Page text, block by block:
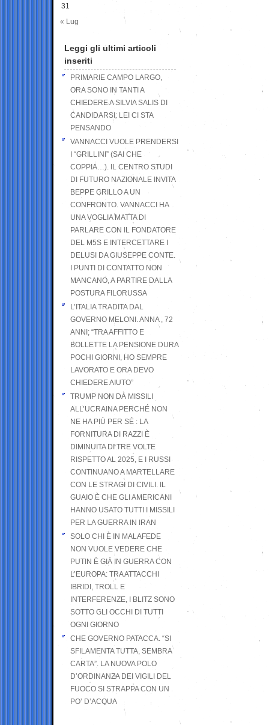
31
« Lug
Leggi gli ultimi articoli
inseriti
PRIMARIE CAMPO LARGO,
ORA SONO IN TANTI A
CHIEDERE A SILVIA SALIS DI
CANDIDARSI: LEI CI STA
PENSANDO
VANNACCI VUOLE PRENDERSI
I “GRILLINI” (SAI CHE
COPPIA…). IL CENTRO STUDI
DI FUTURO NAZIONALE INVITA
BEPPE GRILLO A UN
CONFRONTO. VANNACCI HA
UNA VOGLIA MATTA DI
PARLARE CON IL FONDATORE
DEL M5S E INTERCETTARE I
DELUSI DA GIUSEPPE CONTE.
I PUNTI DI CONTATTO NON
MANCANO, A PARTIRE DALLA
POSTURA FILORUSSA
L’ITALIA TRADITA DAL
GOVERNO MELONI. ANNA , 72
ANNI; “TRA AFFITTO E
BOLLETTE LA PENSIONE DURA
POCHI GIORNI, HO SEMPRE
LAVORATO E ORA DEVO
CHIEDERE AIUTO”
TRUMP NON DÀ MISSILI
ALL’UCRAINA PERCHÉ NON
NE HA PIÙ PER SÉ : LA
FORNITURA DI RAZZI È
DIMINUITA DI TRE VOLTE
RISPETTO AL 2025, E I RUSSI
CONTINUANO A MARTELLARE
CON LE STRAGI DI CIVILI. IL
GUAIO È CHE GLI AMERICANI
HANNO USATO TUTTI I MISSILI
PER LA GUERRA IN IRAN
SOLO CHI È IN MALAFEDE
NON VUOLE VEDERE CHE
PUTIN È GIÀ IN GUERRA CON
L’EUROPA: TRA ATTACCHI
IBRIDI, TROLL E
INTERFERENZE, I BLITZ SONO
SOTTO GLI OCCHI DI TUTTI
OGNI GIORNO
CHE GOVERNO PATACCA. “SI
SFILAMENTA TUTTA, SEMBRA
CARTA”. LA NUOVA POLO
D’ORDINANZA DEI VIGILI DEL
FUOCO SI STRAPPA CON UN
PO’ D’ACQUA